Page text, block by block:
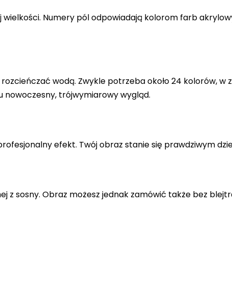
Numery pól odpowiadają kolorom farb
wodą. Zwykle potrzeba około 24 kolorów, w
trójwymiarowy wygląd.
efekt. Twój obraz stanie się prawdziwym
z sosny. Obraz możesz jednak zamówić także bez